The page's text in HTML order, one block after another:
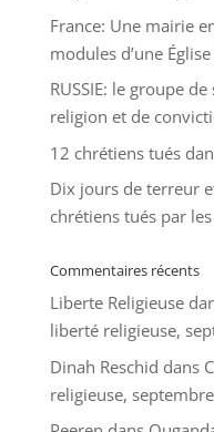
France: Une mairie
modules d’une
RUSSIE: le groupe
religion et de
12 chrétiens tués
Dix jours de terreur
chrétiens tués par les
Commentaires récents
Liberte Religieuse
liberté religieuse,
Dinah Reschid dans
religieuse,